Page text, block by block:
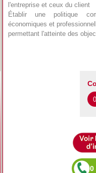
l'entreprise et ceux du client
Établir une politique
économiques et
permettant l'atteinte des
0
0